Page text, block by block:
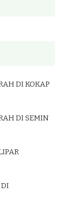
DI KOKAP
DI SEMIN
DI